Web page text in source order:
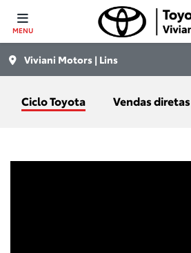
MENU
Viviani Motors | Lins
Vendas diretas
Ciclo Toyota